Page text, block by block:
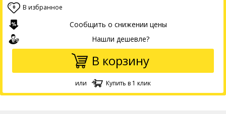
0 В избранное
Сообщить о снижении цены
Нашли дешевле?
В корзину
или Купить в 1 клик